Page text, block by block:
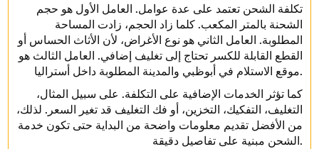
تكلفة الشحن تعتمد على عدة عوامل. العامل الأول هو حجم
الشحنة بالمتر المكعب. كلما زاد الحجم، زادت المساحة
المطلوبة. العامل الثاني هو نوع الأغراض، لأن الأثاث الحساس أو
القطع القابلة للكسر تحتاج إلى تغليف إضافي. العامل الثالث هو
موقع الاستلام في أبوظبي والمدينة المطلوبة داخل أستراليا.
كما تؤثر الخدمات الإضافية على التكلفة. على سبيل المثال،
التغليف، التفكيك، التخزين، أو فك التغليف قد تغير السعر. لذلك،
من الأفضل تقديم معلومات واضحة من البداية حتى تكون خدمة
الشحن مبنية على تفاصيل دقيقة.